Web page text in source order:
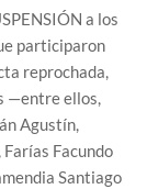
a los
participaron
reprochada,
—entre ellos,
Agustín,
Facundo
Santiago